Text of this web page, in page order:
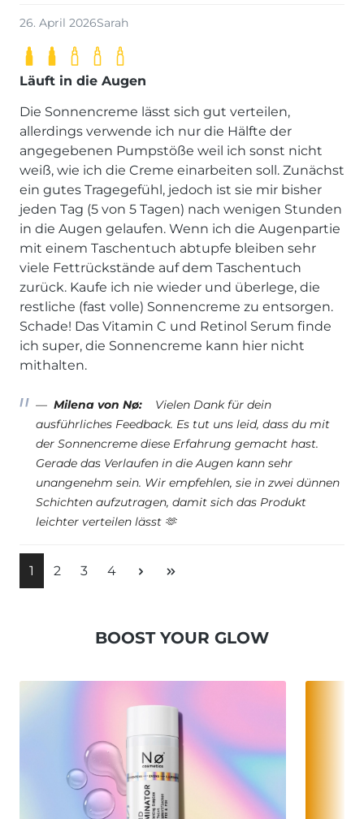
26. April 2026Sarah
Läuft in die Augen
Die Sonnencreme lässt sich gut verteilen,
allerdings verwende ich nur die Hälfte der
angegebenen Pumpstöße weil ich sonst nicht
weiß, wie ich die Creme einarbeiten soll. Zunächst
ein gutes Tragegefühl, jedoch ist sie mir bisher
jeden Tag (5 von 5 Tagen) nach wenigen Stunden
in die Augen gelaufen. Wenn ich die Augenpartie
mit einem Taschentuch abtupfe bleiben sehr
viele Fettrückstände auf dem Taschentuch
zurück. Kaufe ich nie wieder und überlege, die
restliche (fast volle) Sonnencreme zu entsorgen.
Schade! Das Vitamin C und Retinol Serum finde
ich super, die Sonnencreme kann hier nicht
mithalten.
Milena von Nø:
Vielen Dank für dein
ausführliches Feedback. Es tut uns leid, dass du mit
der Sonnencreme diese Erfahrung gemacht hast.
Gerade das Verlaufen in die Augen kann sehr
unangenehm sein. Wir empfehlen, sie in zwei dünnen
Schichten aufzutragen, damit sich das Produkt
leichter verteilen lässt 🫶
1 2 3 4
BOOST YOUR GLOW